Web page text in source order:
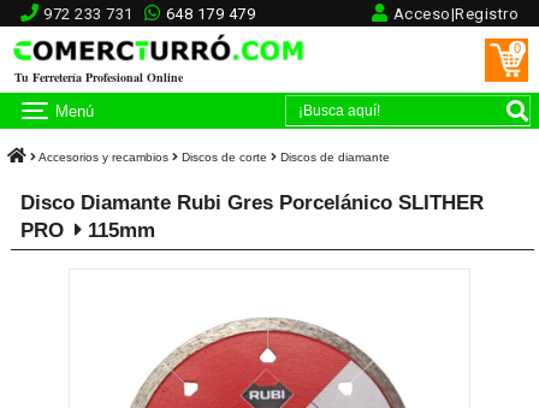
972 233 731 648 179 479 Acceso|Registro
Tu Ferretería Profesional Online
0
Menú
Accesorios y recambios Discos de corte Discos de diamante
Disco Diamante Rubi Gres Porcelánico SLITHER
PRO
115mm